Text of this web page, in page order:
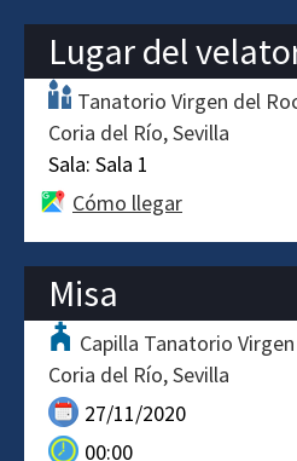
Lugar del
Tanatorio Virgen del
Coria del Río Sevilla
Sala: Sala 1
Cómo llegar
Misa
Capilla Tanatorio
Coria del Río Sevilla
27/11/2020
00:00